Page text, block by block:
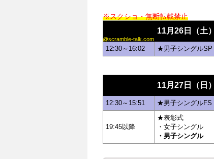
※スクショ・無断転載禁止
@scramble-talk.com
11月26日（土）
12:30～16:02 ★男子シングルSP
11月27日（日）
12:30～15:51 ★男子シングルFS
19:45以降
★表彰式
・女子シングル
・男子シングル